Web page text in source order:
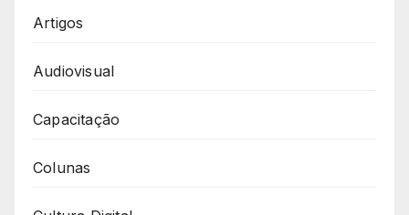
Artigos
Audiovisual
Capacitação
Colunas